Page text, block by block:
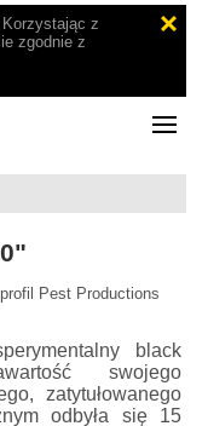
z
zgodnie z
Pest Productions
black
swojego
zatytułowanego
odbyła się 15